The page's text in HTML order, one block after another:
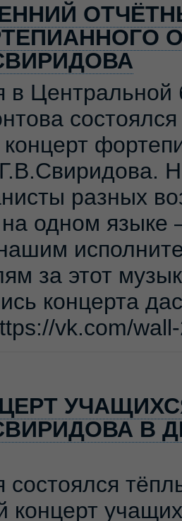
в
состоялся
разных
на одном
за этот
концерта
vk.com/
В
состоялся